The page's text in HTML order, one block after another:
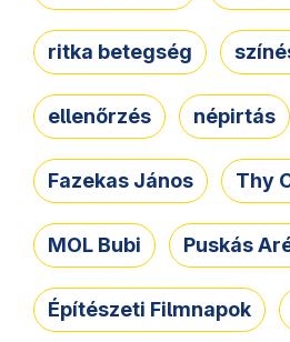
ritka betegség
ellenőrzés népirtás
Fazekas János Thy
MOL Bubi Puskás
Építészeti Filmnapok